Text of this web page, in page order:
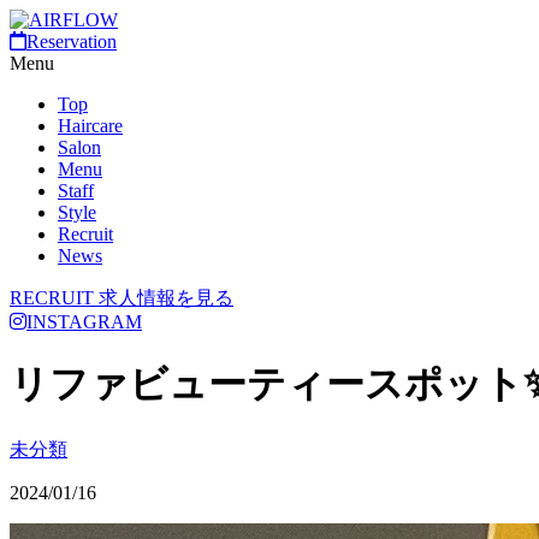
Reservation
Menu
Top
Haircare
Salon
Menu
Staff
Style
Recruit
News
RECRUIT 求人情報を見る
INSTAGRAM
リファビューティースポット
未分類
2024/01/16